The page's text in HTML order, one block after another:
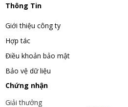
Thông Tin
Giới thiệu công ty
Hợp tác
Điều khoản bảo mật
Bảo vệ dữ liệu
Chứng nhận
Giải thưởng